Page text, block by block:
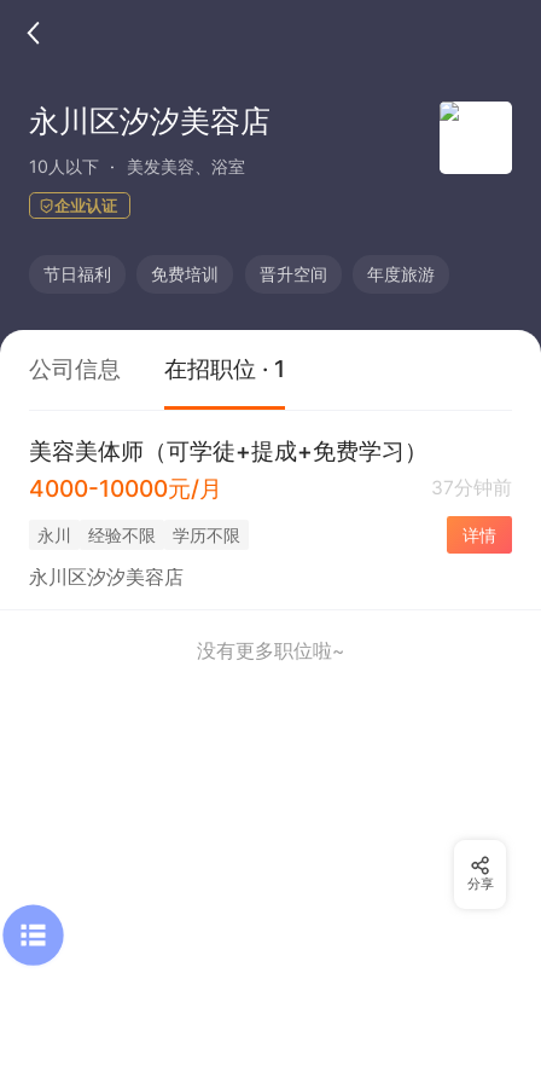
永川区汐汐美容店
10人以下 美发美容、浴室
企业认证
节日福利 免费培训 晋升空间 年度旅游
公司信息 在招职位 · 1
美容美体师（可学徒+提成+免费学习）
4000-10000元/月
37分钟前
永川 经验不限 学历不限 详情
永川区汐汐美容店
没有更多职位啦~
分享